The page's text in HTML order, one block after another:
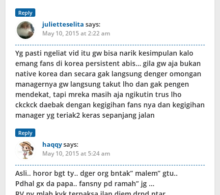
Reply
julietteselita says:
May 10, 2015 at 2:22 am
Yg pasti ngeliat vid itu gw bisa narik kesimpulan kalo
emang fans di korea persistent abis… gila gw aja bukan
native korea dan secara gak langsung denger omongan
managernya gw langsung takut lho dan gak pengen
mendekat, tapi mreka masih aja ngikutin trus lho
ckckck daebak dengan kegigihan fans nya dan kegigihan
manager yg teriak2 keras sepanjang jalan
Reply
haqqysays:
May 10, 2015 at 5:24 am
Asli.. horor bgt ty.. dger org bntak” malem” gtu..
Pdhal gx da papa.. fansny pd ramah” jg …